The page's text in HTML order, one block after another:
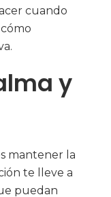
cuando
y
mantener la
te lleve a
puedan